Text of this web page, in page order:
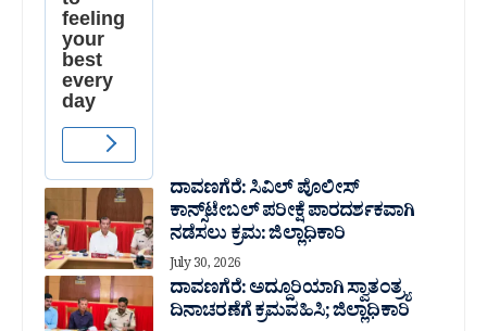
ದಾವಣಗೆರೆ: ಸಿವಿಲ್ ಪೊಲೀಸ್
ಕಾನ್ಸ್‌ಟೇಬಲ್ ಪರೀಕ್ಷೆ ಪಾರದರ್ಶಕವಾಗಿ
ನಡೆಸಲು ಕ್ರಮ: ಜಿಲ್ಲಾಧಿಕಾರಿ
July 30, 2026
ದಾವಣಗೆರೆ: ಅದ್ದೂರಿಯಾಗಿ ಸ್ವಾತಂತ್ರ್ಯ
ದಿನಾಚರಣೆಗೆ ಕ್ರಮವಹಿಸಿ; ಜಿಲ್ಲಾಧಿಕಾರಿ